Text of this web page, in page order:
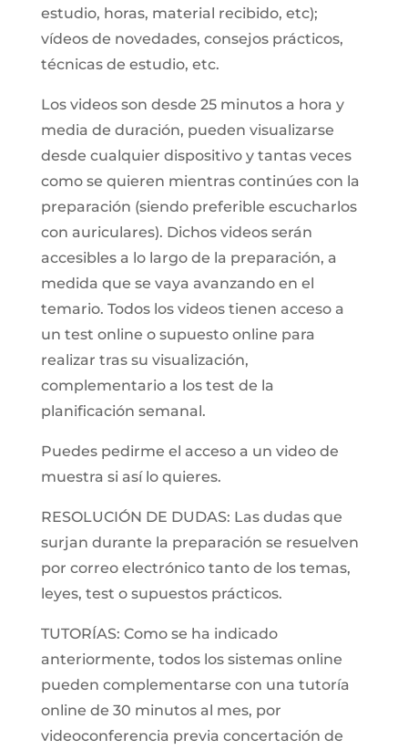
estudio, horas, material recibido, etc);
vídeos de novedades, consejos prácticos,
técnicas de estudio, etc.
Los videos son desde 25 minutos a hora y
media de duración, pueden visualizarse
desde cualquier dispositivo y tantas veces
como se quieren mientras continúes con la
preparación (siendo preferible escucharlos
con auriculares). Dichos videos serán
accesibles a lo largo de la preparación, a
medida que se vaya avanzando en el
temario. Todos los videos tienen acceso a
un test online o supuesto online para
realizar tras su visualización,
complementario a los test de la
planificación semanal.
Puedes pedirme el acceso a un video de
muestra si así lo quieres.
RESOLUCIÓN DE DUDAS: Las dudas que
surjan durante la preparación se resuelven
por correo electrónico tanto de los temas,
leyes, test o supuestos prácticos.
TUTORÍAS: Como se ha indicado
anteriormente, todos los sistemas online
pueden complementarse con una tutoría
online de 30 minutos al mes, por
videoconferencia previa concertación de